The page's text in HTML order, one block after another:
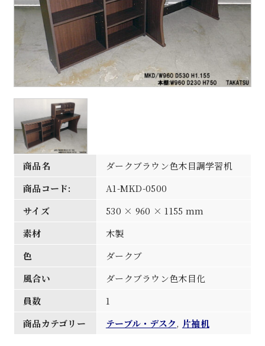
商品名
ダークブラウン色木目調学習机
商品コード:
A1-MKD-0500
サイズ
530 × 960 × 1155 mm
素材
木製
色
ダークブ
風合い
ダークブラウン色木目化
員数
1
商品カテゴリー
テーブル・デスク, 片袖机